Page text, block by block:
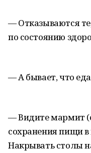
— Отказываются
по состоянию
— А бывает, что
— Видите мармит
сохранения пищи
Накрывать столы